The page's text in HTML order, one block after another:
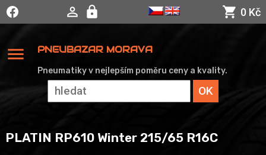
0 Kč
menu PNEUBAZAR MORAVA
Pneumatiky v nejlepším poměru ceny a kvality.
PLATIN RP610 Winter 215/65 R16C